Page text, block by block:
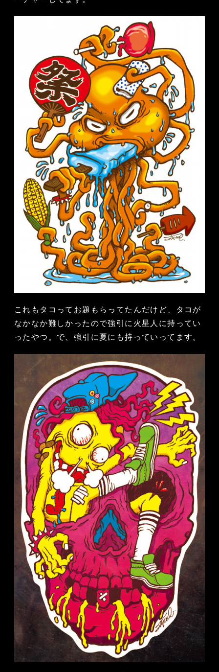
これもタコってお題もらってたんだけど、タコが
なかなか難しかったので強引に火星人に持ってい
ったやつ。で、強引に夏にも持っていってます。